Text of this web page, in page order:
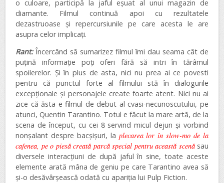
o culoare, participă la jaful eșuat al unui magazin de
diamante. Filmul continuă apoi cu rezultatele
dezastruoase și repercursiunile pe care acesta le are
asupra celor implicați.
Rant: Încercând să sumarizez filmul îmi dau seama cât de
puțină informație poți oferi fără să intri în tărâmul
spoilerelor. Și în plus de asta, nici nu prea ai ce povesti
pentru că punctul forte al filmului stă în dialogurile
excepționale și personajele create foarte atent. Nici nu ai
zice că ăsta e filmul de debut al cvasi-necunoscutului, pe
atunci, Quentin Tarantino. Totul e făcut la mare artă, de la
scena de început, cu cei 8 servind micul dejun și vorbind
nonșalant despre bacșișuri, la plecarea lor în slow-mo de la
cafenea, pe o piesă creată parcă special pentru această scenăsau
diversele interacțiuni de după jaful în sine, toate aceste
elemente arată mâna de geniu pe care Tarantino avea să
și-o desăvârșească odată cu apariția lui Pulp Fiction.